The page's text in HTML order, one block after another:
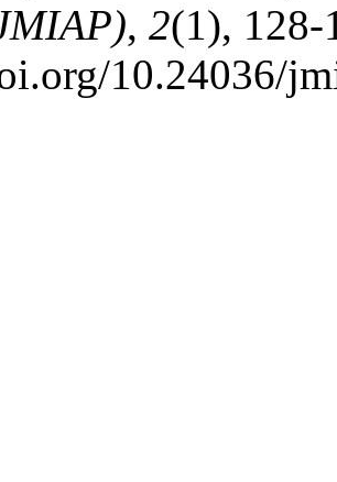
, 2(1), 128-
10.24036/